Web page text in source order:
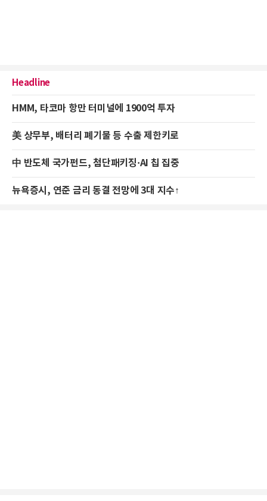
Headline
HMM, 타코마 항만 터미널에 1900억 투자
美 상무부, 배터리 폐기물 등 수출 제한키로
中 반도체 국가펀드, 첨단패키징·AI 칩 집중
뉴욕증시, 연준 금리 동결 전망에 3대 지수↑